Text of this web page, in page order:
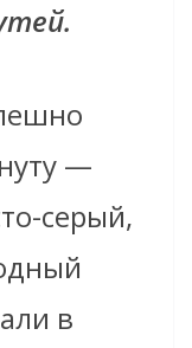
—
серый,
в